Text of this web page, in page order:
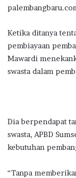
Ketika ditanya
pembiayaan
Mawardi
swasta dalam
Dia berpendapat
swasta, APBD
kebutuhan
“Tanpa